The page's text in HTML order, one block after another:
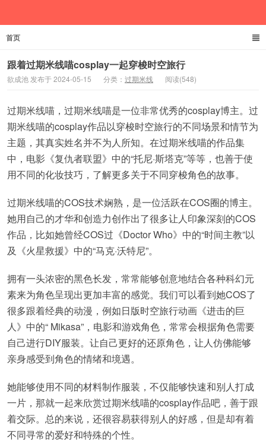
首页
跟着过期米线喵cosplay一起穿梭时空旅行
欲成池 发布于 2024-05-15 分类： 过期米线 阅读(548)
过期米线喵，过期米线喵是一位非常优秀的cosplay博主。过
期米线喵的cosplay作品以穿梭时空旅行的不同场景和情节为
主题，其真实姓名并不为人所知。在过期米线喵的作品集
中，电影《复仇者联盟》中的“托尼·斯塔克”等等，也善于使
用不同的化妆技巧，了解更多关于不同穿梭角色的故事。
过期米线喵的COS技术娴熟，是一位活跃在COS圈的博主。
她用自己的才华和创造力创作出了很多让人印象深刻的COS
作品，比如她曾经COS过《Doctor Who》中的“时间主教”以
及《火星救援》中的“马克·沃特尼”。
拥有一头浓密的黑色长发，常常能够创意地结合各种科幻元
素来为角色呈现出更加丰富的感觉。我们可以看到她COS了
很多跟着经典的动漫，例如日版时空旅行动画《进击的巨
人》中的“ Mikasa”，电影和游戏角色，常常会根据角色需要
自己进行DIY服装。让自己更好的还原角色，让人仿佛能够
亲身感受到角色的情绪和境遇。
她能够使用不同的材料制作服装，不仅能够快速和别人打成
一片，那就一起来欣赏过期米线喵的cosplay作品吧，善于跟
着交际。总的来说，还很容易获得别人的好感，但是却有着
不同寻常的爱好和特殊的个性。